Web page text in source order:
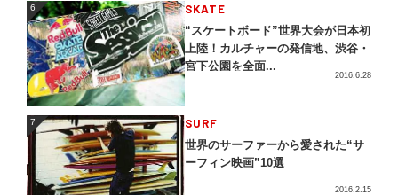
6 SKATE
“スケートボード”世界大会が日本初
上陸！カルチャーの発信地、渋谷・
宮下公園を全面...
2016.6.28
7 SURF
世界のサーファーから愛された“サ
ーフィン映画”10選
2016.2.15